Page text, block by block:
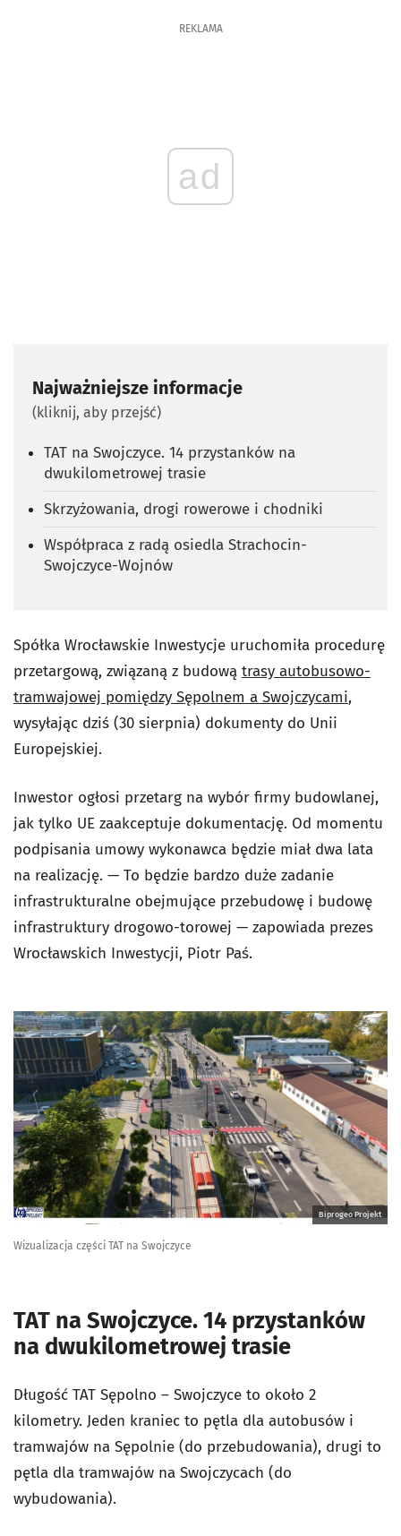
REKLAMA
ad
Najważniejsze informacje
(kliknij, aby przejść)
TAT na Swojczyce. 14 przystanków na
dwukilometrowej trasie
Skrzyżowania, drogi rowerowe i chodniki
Współpraca z radą osiedla Strachocin-
Swojczyce-Wojnów
Spółka Wrocławskie Inwestycje uruchomiła procedurę
przetargową, związaną z budową trasy autobusowo-
tramwajowej pomiędzy Sępolnem a Swojczycami,
wysyłając dziś (30 sierpnia) dokumenty do Unii
Europejskiej.
Inwestor ogłosi przetarg na wybór firmy budowlanej,
jak tylko UE zaakceptuje dokumentację. Od momentu
podpisania umowy wykonawca będzie miał dwa lata
na realizację. — To będzie bardzo duże zadanie
infrastrukturalne obejmujące przebudowę i budowę
infrastruktury drogowo-torowej — zapowiada prezes
Wrocławskich Inwestycji, Piotr Paś.
Biprogeo Projekt
Wizualizacja części TAT na Swojczyce
TAT na Swojczyce. 14 przystanków
na dwukilometrowej trasie
Długość TAT Sępolno – Swojczyce to około 2
kilometry. Jeden kraniec to pętla dla autobusów i
tramwajów na Sępolnie (do przebudowania), drugi to
pętla dla tramwajów na Swojczycach (do
wybudowania).